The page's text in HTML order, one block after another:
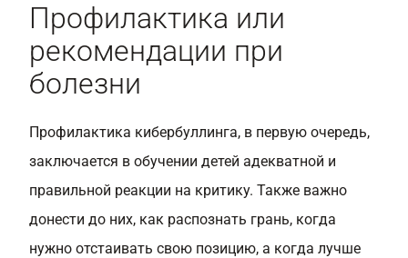
Профилактика или
рекомендации при
болезни
Профилактика кибербуллинга, в первую очередь,
заключается в обучении детей адекватной и
правильной реакции на критику. Также важно
донести до них, как распознать грань, когда
нужно отстаивать свою позицию, а когда лучше